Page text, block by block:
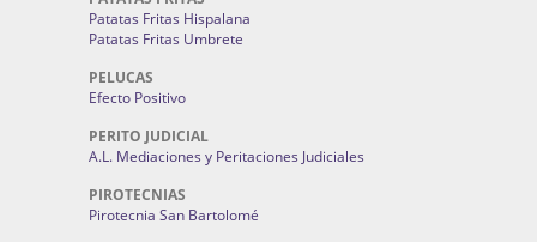
Patatas Fritas Hispalana
Patatas Fritas Umbrete
PELUCAS
Efecto Positivo
PERITO JUDICIAL
A.L. Mediaciones y Peritaciones Judiciales
PIROTECNIAS
Pirotecnia San Bartolomé